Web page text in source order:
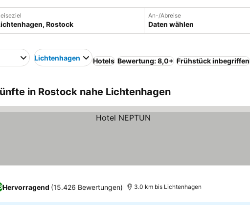
An-/Abreise
Daten wählen
Lichtenhagen Hotels Bewertung: 8,0+ Frühstück inbegriffen
in Rostock nahe Lichtenhagen
Hervorragend (15.426 Bewertungen) 3.0 km bis Lichtenhagen